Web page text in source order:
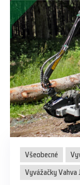
Všeobecné
Vyvážačky Vahva